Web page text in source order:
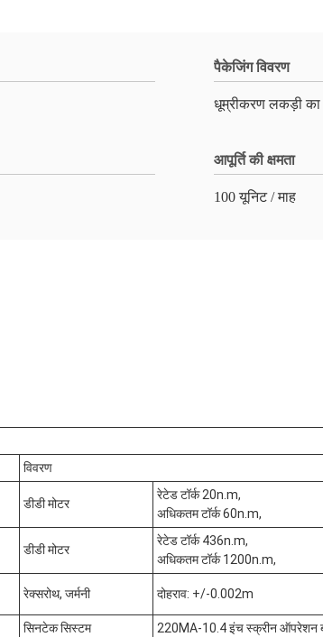
पैकेजिंग विवरण
धूम्रीकरण लकड़ी का
आपूर्ति की क्षमता
100 यूनिट / माह
विवरण
डीडी मोटर
रेटेड टॉर्क 20n.m,
अधिकतम टॉर्क 60n.m,
डीडी मोटर
रेटेड टॉर्क 436n.m,
अधिकतम टॉर्क 1200n.m,
रेक्सरोथ, जर्मनी दोहराव: +/-0.002m
सिनटेक सिस्टम
220MA-10.4 इंच स्क्रीन ऑपरेशन